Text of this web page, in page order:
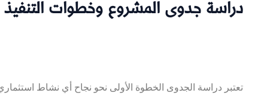
دراسة جدوى المشروع وخطوات التنفيذ
تعتبر دراسة الجدوى الخطوة الأولى نحو نجاح أي نشاط